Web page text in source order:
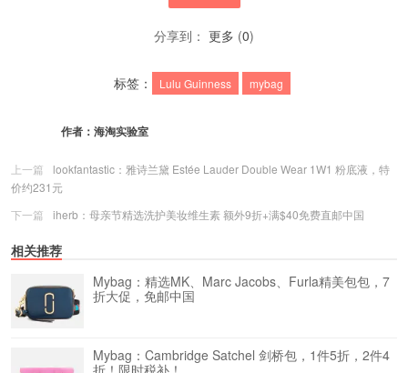
分享到： 更多 (0)
标签： Lulu Guinness mybag
作者： 海淘实验室
上一篇
lookfantastic：雅诗兰黛 Estée Lauder Double Wear 1W1 粉底液，特
价约231元
下一篇
iherb：母亲节精选洗护美妆维生素 额外9折+满$40免费直邮中国
相关推荐
Mybag：精选MK、Marc Jacobs、Furla精美包包，7
折大促，免邮中国
Mybag：Cambridge Satchel 剑桥包，1件5折，2件4
折！限时税补！